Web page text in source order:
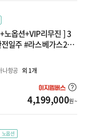
노옵션+VIP리무진 ] 3
일주 #라스베가스2박
캐년경비행기 #앤텔로
베이크루즈 포함
나항공 외 1개
4,199,000원 ~
노옵션